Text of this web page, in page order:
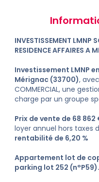
INVESTISSEMENT LMNP
RESIDENCE AFFAIRES A
Investissement LMNP
Mérignac (33700),
COMMERCIAL, une
charge par un groupe
Prix de vente de 68 862
loyer annuel hors taxes
rentabilité de 6,20 %
Appartement lot de
parking lot 252 (n°P59).